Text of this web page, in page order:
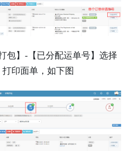
包】-【已分配运单号】选择
印面单，如下图